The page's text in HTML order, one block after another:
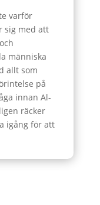
varför
sig med att
människa
allt som
på
innan Al-
räcker
igång för att